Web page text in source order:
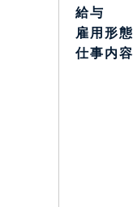
給与
雇⽤形態
仕事内容